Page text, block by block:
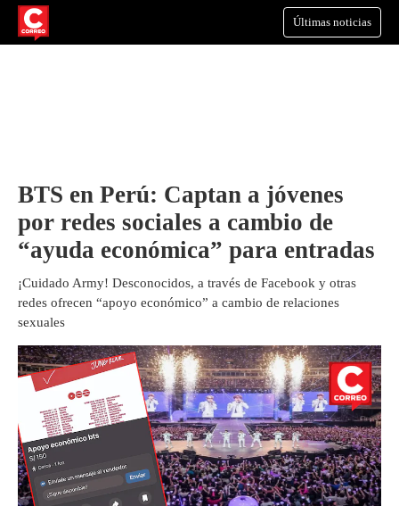
Últimas noticias
BTS en Perú: Captan a jóvenes
por redes sociales a cambio de
“ayuda económica” para entradas
¡Cuidado Army! Desconocidos, a través de Facebook y otras
redes ofrecen “apoyo económico” a cambio de relaciones
sexuales